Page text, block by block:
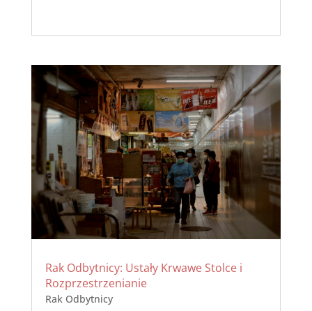
Rak Odbytnicy: Ustały Krwawe Stolce i
Rozprzestrzenianie
Rak Odbytnicy